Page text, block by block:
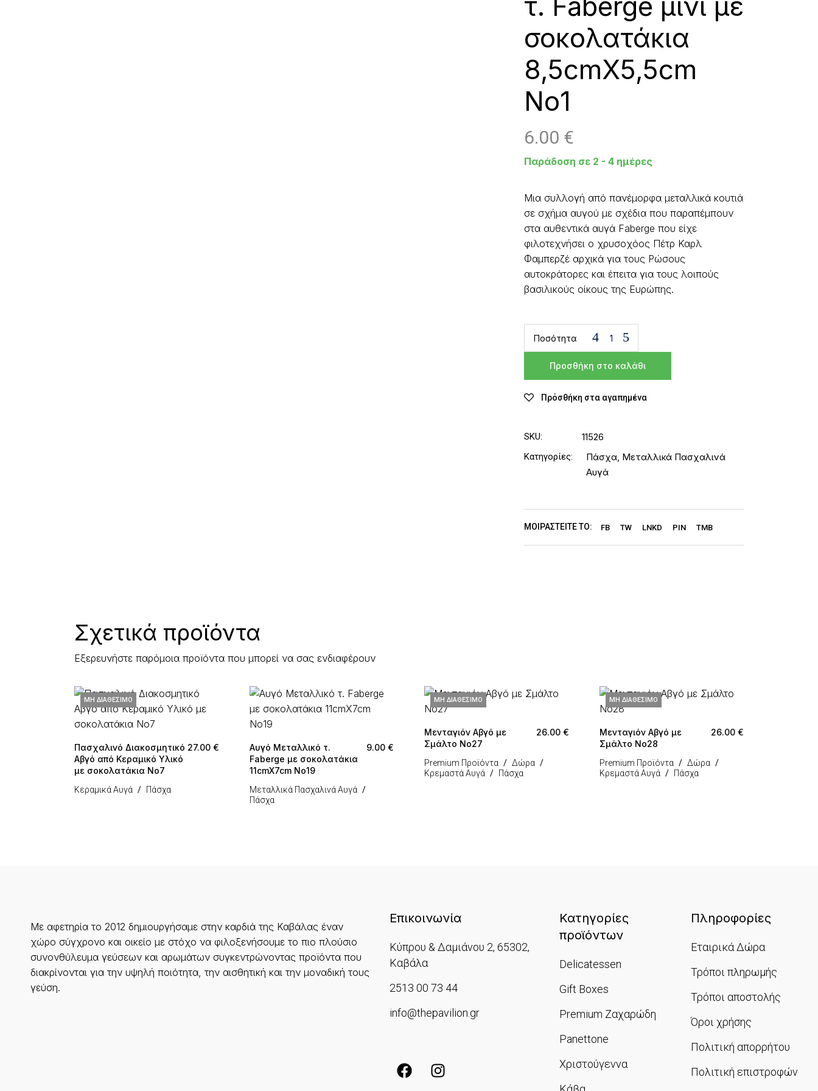
σοκολατάκια
8,5cmX5,5cm
Νο1
6.00 €
Παράδοση σε 2 - 4 ημέρες
Μια συλλογή από πανέμορφα μεταλλικά κουτιά
σε σχήμα αυγού με σχέδια που παραπέμπουν
στα αυθεντικά αυγά Faberge που είχε
φιλοτεχνήσει ο χρυσοχόος Πέτρ Καρλ
Φαμπερζέ αρχικά για τους Ρώσους
αυτοκράτορες και έπειτα για τους λοιπούς
βασιλικούς οίκους της Ευρώπης.
Ποσότητα
Προσθήκη στο καλάθι
Πρόσθήκη στα αγαπημένα
SKU: 11526
Κατηγορίες: Πάσχα, Μεταλλικά Πασχαλινά
Αυγά
ΜΟΙΡΑΣΤΕΊΤΕ ΤΟ: FB TW LNKD PIN TMB
Σχετικά προϊόντα
Εξερευνήστε παρόμοια προϊόντα που μπορεί να σας ενδιαφέρουν
ΜΗ ΔΙΑΘΈΣΙΜΟ
Πασχαλινό Διακοσμητικό
Αβγό από Κεραμικό Υλικό
με σοκολατάκια Νο7
27.00 €
Κεραμικά Αυγά Πάσχα
Αυγό Μεταλλικό τ.
Faberge με σοκολατάκια
11cmX7cm Νο19
9.00 €
Μεταλλικά Πασχαλινά Αυγά
Πάσχα
ΜΗ ΔΙΑΘΈΣΙΜΟ
Μενταγιόν Αβγό με
Σμάλτο Νο27
26.00 €
Premium Προϊόντα
Δώρα
Κρεμαστά Αυγά
Πάσχα
ΜΗ ΔΙΑΘΈΣΙΜΟ
Μενταγιόν Αβγό με
Σμάλτο Νο28
26.00 €
Premium Προϊόντα
Δώρα
Κρεμαστά Αυγά
Πάσχα
Με αφετηρία το 2012 δημιουργήσαμε στην καρδιά της Καβάλας έναν
χώρο σύγχρονο και οικείο με στόχο να φιλοξενήσουμε το πιο πλούσιο
συνονθύλευμα γεύσεων και αρωμάτων συγκεντρώνοντας προϊόντα που
διακρίνονται για την υψηλή ποιότητα, την αισθητική και την μοναδική τους
γεύση.
Επικοινωνία
Κύπρου & Δαμιάνου 2, 65302,
Καβάλα
2513 00 73 44
info@thepavilion.gr
Κατηγορίες
προϊόντων
Delicatessen
Gift Boxes
Premium Ζαχαρώδη
Panettone
Χριστούγεννα
Πληροφορίες
Εταιρικά Δώρα
Τρόποι πληρωμής
Τρόποι αποστολής
Όροι χρήσης
Πολιτική απορρήτου
Πολιτική επιστροφών